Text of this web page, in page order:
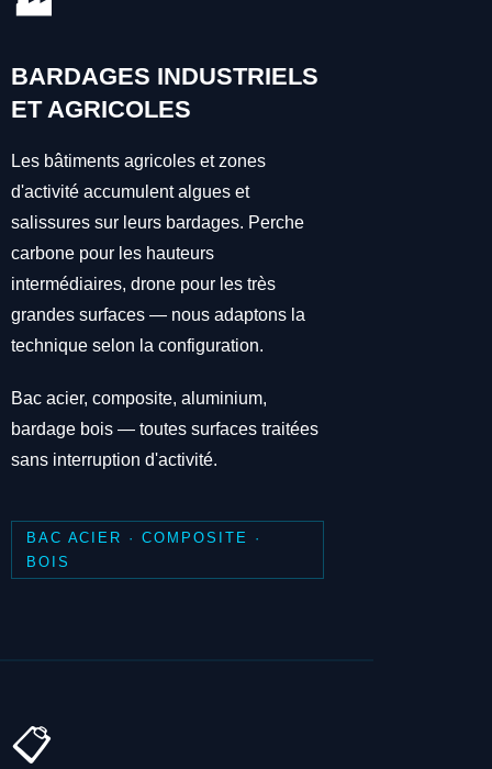
BARDAGES INDUSTRIELS
ET AGRICOLES
Les bâtiments agricoles et zones
d'activité accumulent algues et
salissures sur leurs bardages. Perche
carbone pour les hauteurs
intermédiaires, drone pour les très
grandes surfaces — nous adaptons la
technique selon la configuration.
Bac acier, composite, aluminium,
bardage bois — toutes surfaces traitées
sans interruption d'activité.
BAC ACIER · COMPOSITE ·
BOIS
📋